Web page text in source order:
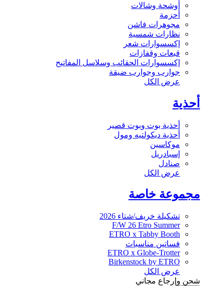
أوشحة وشالات
أحزمة
مجوهرات فاشن
نظارات شمسية
إكسسوارات شعر
قبعات وقفازات
إكسسوارات الحقائب وسلاسل المفاتيح
جوارب وجوارب ضيقة
عرض الكل
أحذية
أحذية بوت وبوت قصير
أحذية ديكولتيه ومول
موكاسين
إسبادريل
صنادل
عرض الكل
مجموعة خاصة
تشكيلة خريف/شتاء 2026
F/W 26 Etro Summer
ETRO x Tabby Booth
فساتين مناسبات
ETRO x Globe-Trotter
Birkenstock by ETRO
عرض الكل
شحن وإرجاع مجاني